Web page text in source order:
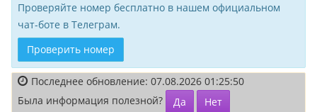
Проверяйте номер бесплатно в нашем официальном
чат-боте в Телеграм.
Проверить номер
Последнее обновление: 07.08.2026 01:25:50
Была информация полезной?
Да Нет